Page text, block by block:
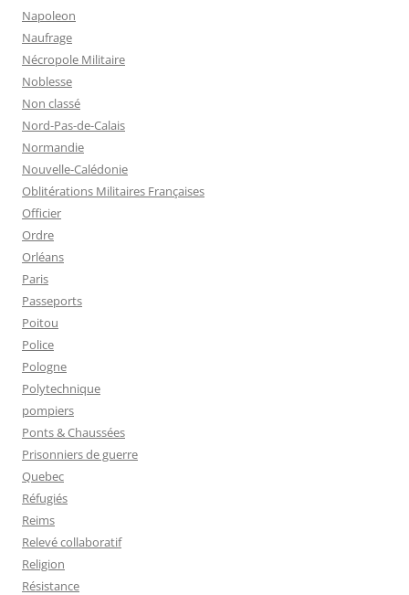
Napoleon
Naufrage
Nécropole Militaire
Noblesse
Non classé
Nord-Pas-de-Calais
Normandie
Nouvelle-Calédonie
Oblitérations Militaires Françaises
Officier
Ordre
Orléans
Paris
Passeports
Poitou
Police
Pologne
Polytechnique
pompiers
Ponts & Chaussées
Prisonniers de guerre
Quebec
Réfugiés
Reims
Relevé collaboratif
Religion
Résistance